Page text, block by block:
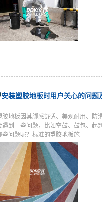
安装塑胶地板时用户关心的问题
胶地板因其脚感舒适、美观耐用、防
遇到一些问题，比如空鼓、鼓包、起
些问题呢？标准的塑胶地板施